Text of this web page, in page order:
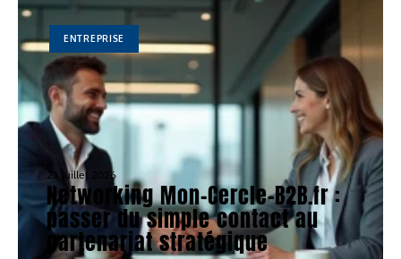
ENTREPRISE
21 juillet 2026
Networking Mon-Cercle-B2B.fr :
passer du simple contact au
partenariat stratégique